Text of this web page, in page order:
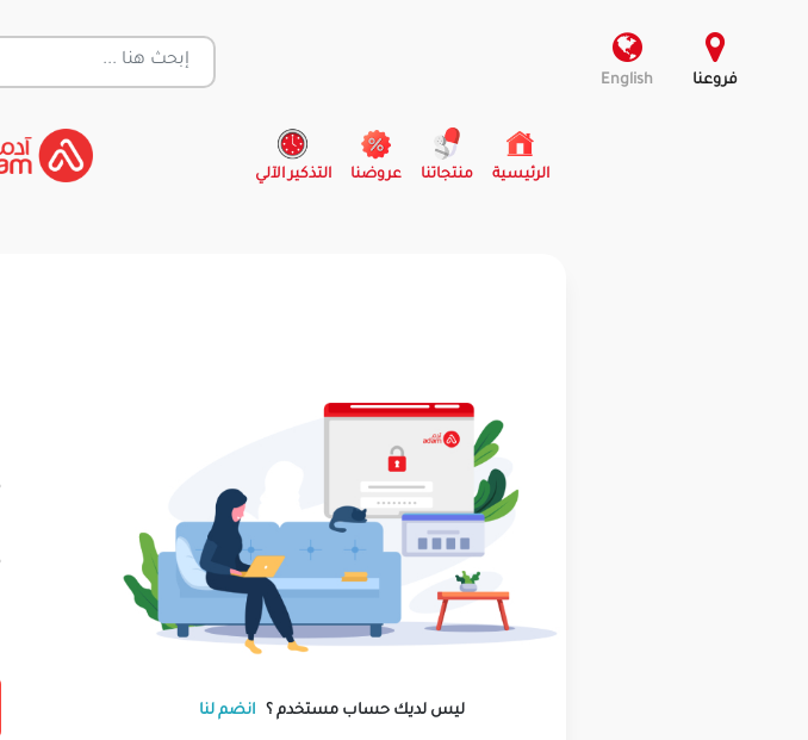
فروعنا English
الرئيسية
(current) منتجاتنا عروضنا التذكير الآلي
ليس لديك حساب مستخدم ؟ انضم لنا